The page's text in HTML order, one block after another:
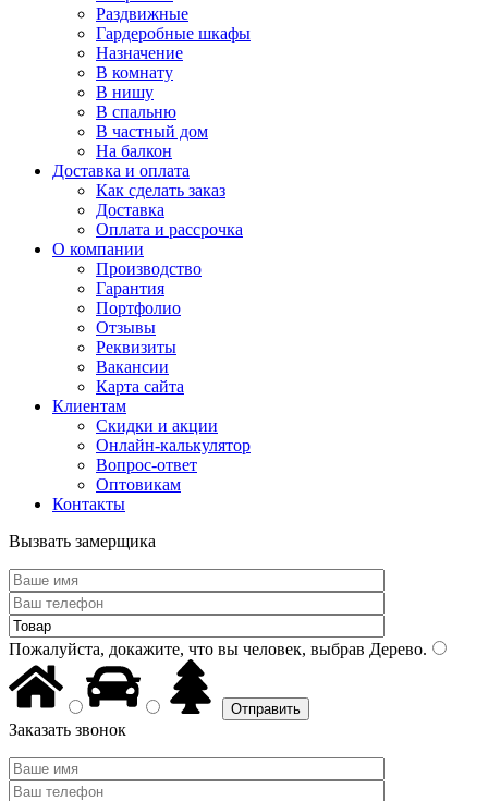
Раздвижные
Гардеробные шкафы
Назначение
В комнату
В нишу
В спальню
В частный дом
На балкон
Доставка и оплата
Как сделать заказ
Доставка
Оплата и рассрочка
О компании
Производство
Гарантия
Портфолио
Отзывы
Реквизиты
Вакансии
Карта сайта
Клиентам
Скидки и акции
Онлайн-калькулятор
Вопрос-ответ
Оптовикам
Контакты
Вызвать замерщика
Пожалуйста, докажите, что вы человек, выбрав Дерево.
Заказать звонок